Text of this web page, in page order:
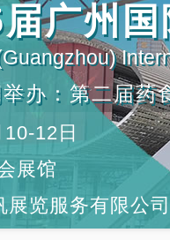
广州
举办：第二届药
12日
展馆
展览服务有限公司